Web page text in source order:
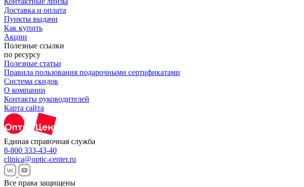
Доставка и оплата
Пункты выдачи
Как купить
Акции
Полезные ссылки
по ресурсу
Полезные статьи
Правила пользования подарочными сертификатами
Система скидок
О компании
Контакты руководителей
Карта сайта
Единая справочная служба
8-800 333-43-40
clinica@optic-center.ru
Все права защищены